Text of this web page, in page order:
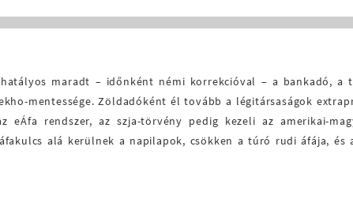
maradt – időnként némi korrekcióval – a bankadó, a
mentessége. Zöldadóként él tovább a légitársaságok
eÁfa rendszer, az szja-törvény pedig kezeli az amerikai-
alá kerülnek a napilapok, csökken a túró rudi áfája, és